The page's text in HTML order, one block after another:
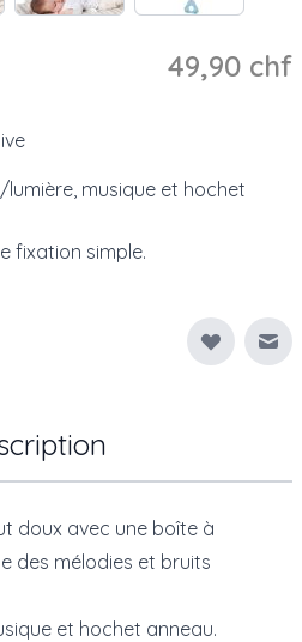
49,90 chf
lumière, musique et hochet
fixation simple.
doux avec une boîte à
des mélodies et bruits
et hochet anneau.